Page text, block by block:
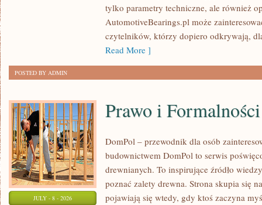
SPOTKANIA
KLASYKÓW
tylko parametry techniczne, ale również
AutomotiveBearings.pl może
czytelników, którzy dopiero odkrywają,
Read More ]
POSTED BY ADMIN
JULY - 8 - 2026
Prawo i Formalności
DomPol – przewodnik dla osób
budownictwem DomPol to serwis
drewnianych. To inspirujące źródło
poznać zalety drewna. Strona skupia się
pojawiają się wtedy, gdy ktoś zaczyna